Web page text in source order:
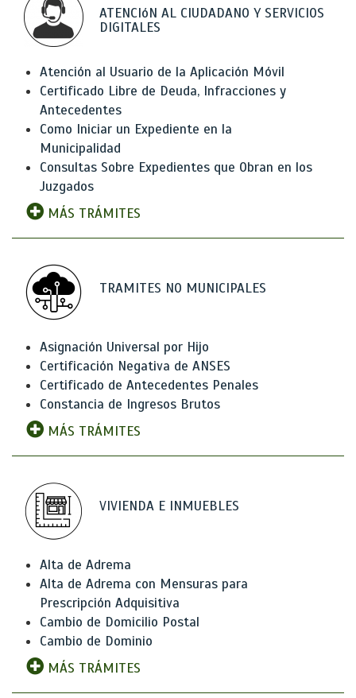
ATENCIóN AL CIUDADANO Y SERVICIOS
DIGITALES
Atención al Usuario de la Aplicación Móvil
Certificado Libre de Deuda, Infracciones y
Antecedentes
Como Iniciar un Expediente en la
Municipalidad
Consultas Sobre Expedientes que Obran en los
Juzgados
MÁS TRÁMITES
TRAMITES NO MUNICIPALES
Asignación Universal por Hijo
Certificación Negativa de ANSES
Certificado de Antecedentes Penales
Constancia de Ingresos Brutos
MÁS TRÁMITES
VIVIENDA E INMUEBLES
Alta de Adrema
Alta de Adrema con Mensuras para
Prescripción Adquisitiva
Cambio de Domicilio Postal
Cambio de Dominio
MÁS TRÁMITES